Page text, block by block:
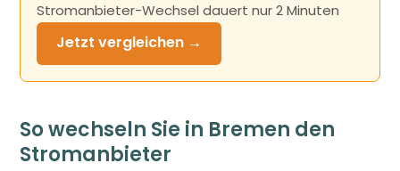
Stromanbieter-Wechsel dauert nur 2 Minuten
Jetzt vergleichen →
So wechseln Sie in Bremen den
Stromanbieter